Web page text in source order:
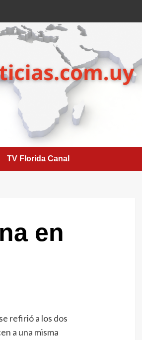
TV Florida Canal
en
refirió a los dos
a una misma